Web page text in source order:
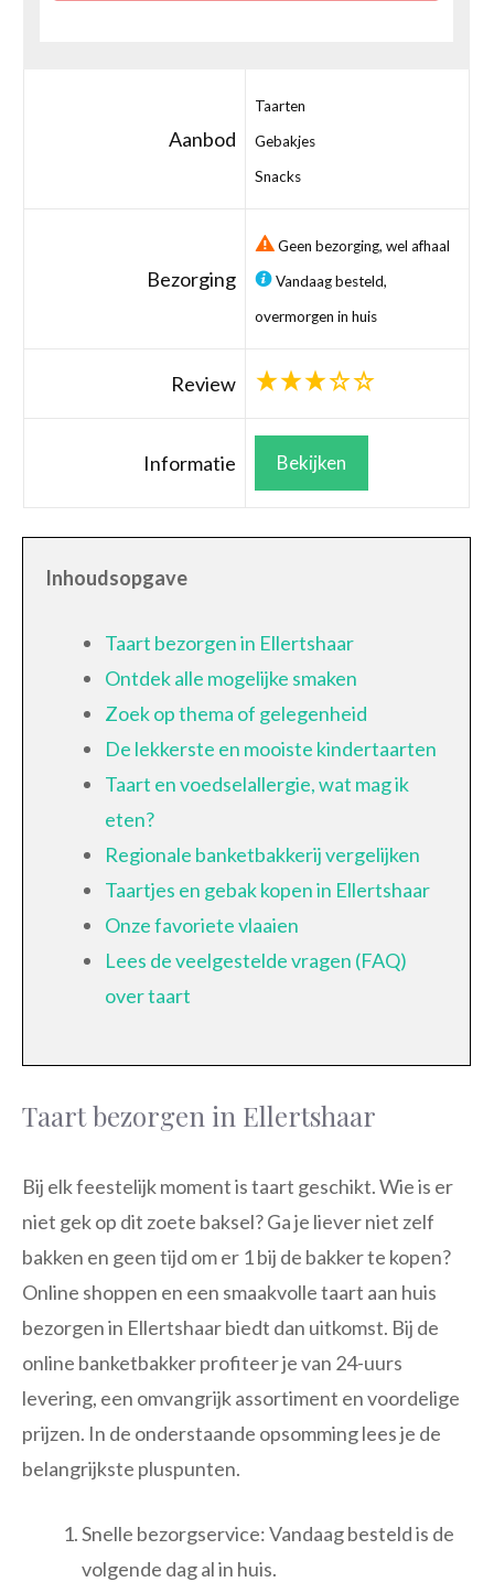
Aanbod
Taarten
Gebakjes
Snacks
Bezorging
Geen bezorging, wel afhaal
Vandaag besteld,
overmorgen in huis
Review
Informatie Bekijken
Inhoudsopgave
Taart bezorgen in Ellertshaar
Ontdek alle mogelijke smaken
Zoek op thema of gelegenheid
De lekkerste en mooiste kindertaarten
Taart en voedselallergie, wat mag ik
eten?
Regionale banketbakkerij vergelijken
Taartjes en gebak kopen in Ellertshaar
Onze favoriete vlaaien
Lees de veelgestelde vragen (FAQ)
over taart
Taart bezorgen in Ellertshaar
Bij elk feestelijk moment is taart geschikt. Wie is er
niet gek op dit zoete baksel? Ga je liever niet zelf
bakken en geen tijd om er 1 bij de bakker te kopen?
Online shoppen en een smaakvolle taart aan huis
bezorgen in Ellertshaar biedt dan uitkomst. Bij de
online banketbakker profiteer je van 24-uurs
levering, een omvangrijk assortiment en voordelige
prijzen. In de onderstaande opsomming lees je de
belangrijkste pluspunten.
Snelle bezorgservice: Vandaag besteld is de
volgende dag al in huis.